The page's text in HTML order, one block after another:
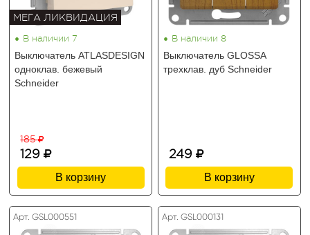
МЕГА ЛИКВИДАЦИЯ
• В наличии 7
Выключатель ATLASDESIGN
одноклав. бежевый
Schneider
185
129
В корзину
• В наличии 8
Выключатель GLOSSA
трехклав. дуб Schneider
249
В корзину
Арт. GSL000551 Арт. GSL000131